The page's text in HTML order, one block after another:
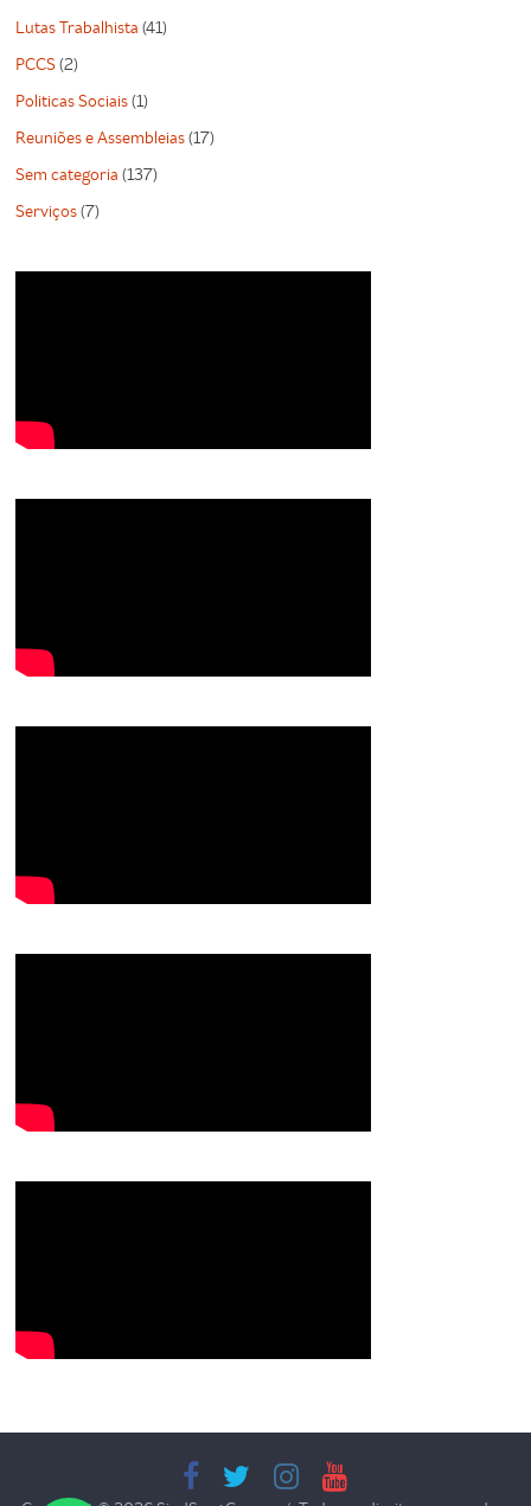
Lutas Trabalhista (41)
PCCS(2)
Politicas Sociais(1)
Reuniões e Assembleias(17)
Sem categoria (137)
Serviços(7)